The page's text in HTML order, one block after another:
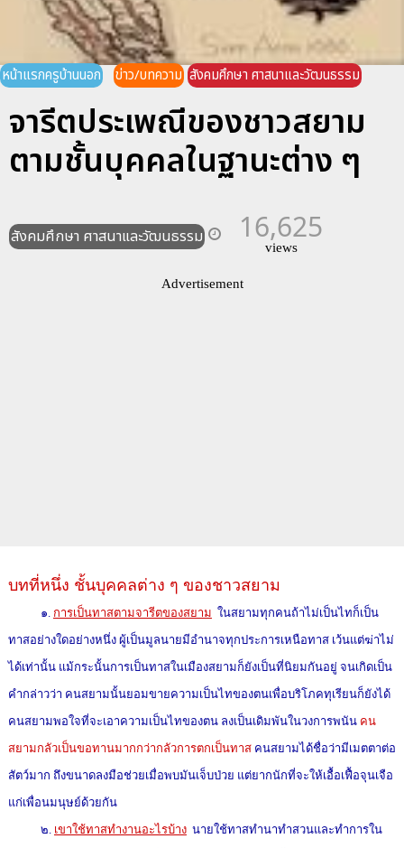
หน้าแรกครูบ้านนอก ข่าว/บทความ สังคมศึกษา ศาสนาและวัฒนธรรม
จารีตประเพณีของชาวสยาม
ตามชั้นบุคคลในฐานะต่าง ๆ
สังคมศึกษา ศาสนาและวัฒนธรรม 16,625
views
Advertisement
บทที่หนึ่ง ชั้นบุคคลต่าง ๆ ของชาวสยาม
๑. การเป็นทาสตามจารีตของสยาม ในสยามทุกคนถ้าไม่เป็นไทก็เป็น
ทาสอย่างใดอย่างหนึ่ง ผู้เป็นมูลนายมีอำนาจทุกประการเหนือทาส เว้นแต่ฆ่าไม่
ได้เท่านั้น แม้กระนั้นการเป็นทาสในเมืองสยามก็ยังเป็นที่นิยมกันอยู่ จนเกิดเป็น
คำกล่าวว่า คนสยามนั้นยอมขายความเป็นไทของตนเพื่อบริโภคทุเรียนก็ยังได้
คนสยามพอใจที่จะเอาความเป็นไทของตน ลงเป็นเดิมพันในวงการพนัน คน
สยามกลัวเป็นขอทานมากกว่ากลัวการตกเป็นทาสคนสยามได้ชื่อว่ามีเมตตาต่อ
สัตว์มาก ถึงขนาดลงมือช่วยเมื่อพบมันเจ็บป่วย แต่ยากนักที่จะให้เอื้อเฟื้อจุนเจือ
แก่เพื่อนมนุษย์ด้วยกัน
๒. เขาใช้ทาสทำงานอะไรบ้างนายใช้ทาสทำนาทำสวนและทำการใน